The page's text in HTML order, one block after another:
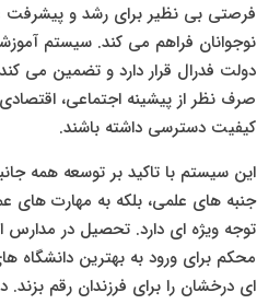
فرصتی بی نظیر برای رشد و پیشرفت
نوجوانان فراهم می کند. سیستم
دولت فدرال قرار دارد و تضمین می
صرف نظر از پیشینه اجتماعی،
کیفیت دسترسی داشته باشند.
این سیستم با تاکید بر توسعه همه
جنبه های علمی، بلکه به مهارت های
توجه ویژه ای دارد. تحصیل در مدارس
محکم برای ورود به بهترین دانشگاه
ای درخشان را برای فرزندان رقم